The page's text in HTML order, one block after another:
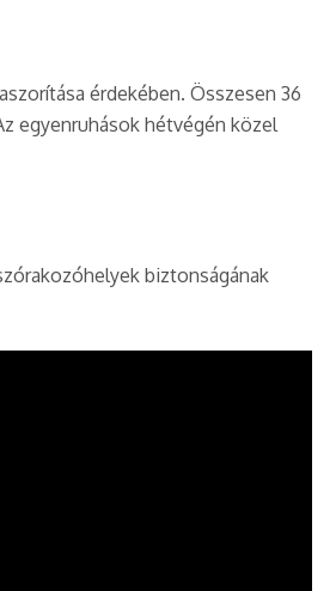
érdekében. Összesen 36
egyenruhások hétvégén közel
biztonságának